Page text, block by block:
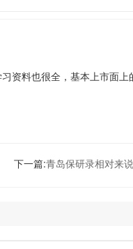
资料也很全，基本上市面
下一篇:青岛保研录相对来